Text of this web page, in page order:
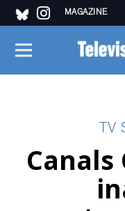
MAGAZINE
TV
Canals